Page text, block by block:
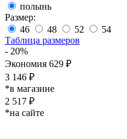
полынь
Размер:
46
48 52
54
Таблица размеров
- 20%
Экономия 629 ₽
3 146 ₽
*в магазине
2 517 ₽
*на сайте